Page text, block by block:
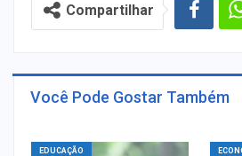
Compartilhar
Você Pode Gostar Também
EDUCAÇÃO